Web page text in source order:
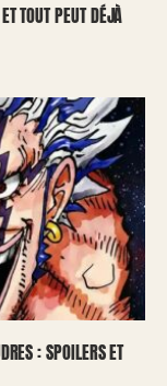
TOUT PEUT DÉJÀ
: SPOILERS ET